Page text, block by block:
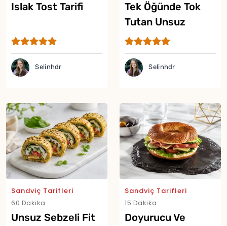
Islak Tost Tarifi
Selinhdr
Tek Öğünde Tok
Tutan Unsuz
Lavaşsız Proteinli
Dürüm Tarifi
Selinhdr
Sandviç Tarifleri
60 Dakika
Unsuz Sebzeli Fit
Sandviç Tarifleri
15 Dakika
Doyurucu Ve